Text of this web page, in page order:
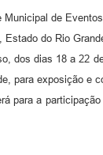
de
do Rio
dos dias 18 a 22
para exposição
para a